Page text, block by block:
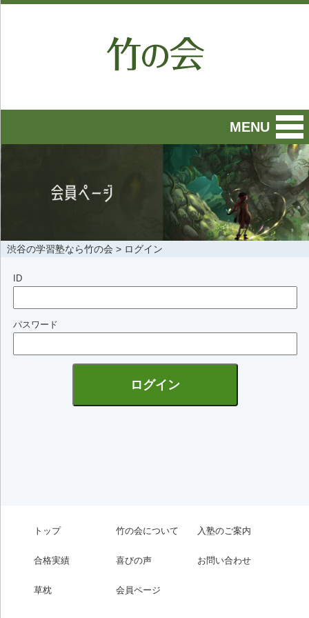
MENU
渋谷の学習塾なら竹の会 > ログイン
ID
パスワード
トップ 竹の会について 入塾のご案内
合格実績 喜びの声 お問い合わせ
草枕 会員ページ